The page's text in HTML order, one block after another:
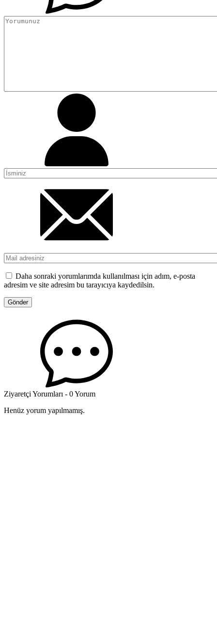
Daha sonraki yorumlarımda kullanılması için adım, e-posta
adresim ve site adresim bu tarayıcıya kaydedilsin.
Ziyaretçi Yorumları - 0 Yorum
Henüz yorum yapılmamış.